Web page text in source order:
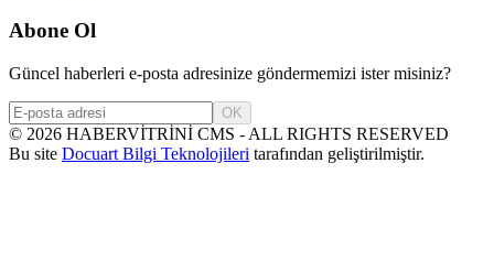
Abone Ol
Güncel haberleri e-posta adresinize göndermemizi ister misiniz?
OK
© 2026 HABERVİTRİNİ CMS - ALL RIGHTS RESERVED
Bu site Docuart Bilgi Teknolojileri tarafından geliştirilmiştir.